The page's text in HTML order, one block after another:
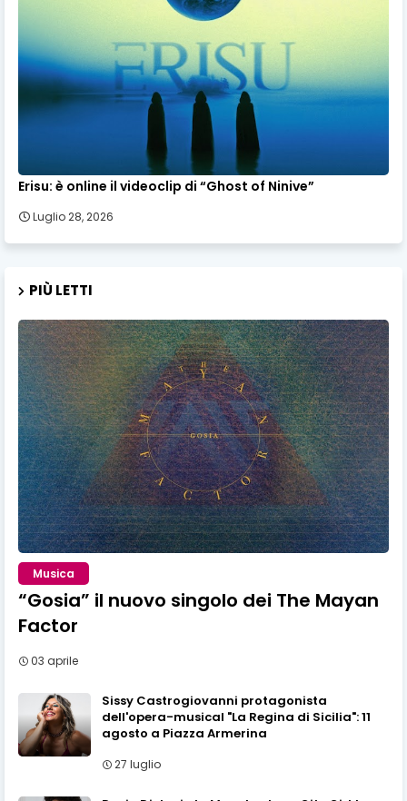
Erisu: è online il videoclip di “Ghost of Ninive”
Luglio 28, 2026
PIÙ LETTI
Musica
“Gosia” il nuovo singolo dei The Mayan
Factor
03 aprile
Sissy Castrogiovanni protagonista
dell'opera-musical "La Regina di Sicilia": 11
agosto a Piazza Armerina
27 luglio